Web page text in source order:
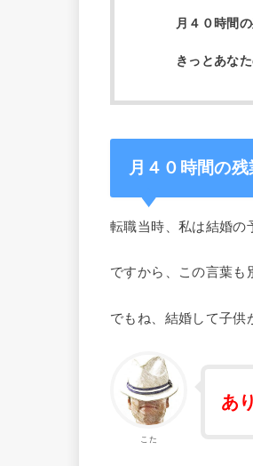
月４０時間
きっとあな
月４０時間の
転職当時、私は結婚の
ですから、この言葉も
でもね、結婚して子供
こた
あ